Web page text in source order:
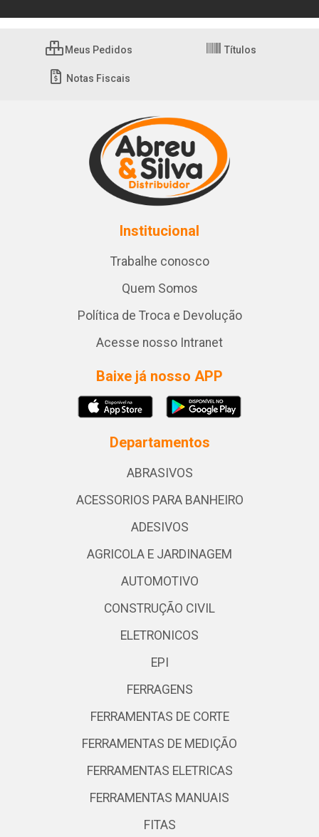
Meus Pedidos Títulos
Notas Fiscais
Institucional
Trabalhe conosco
Quem Somos
Política de Troca e Devolução
Acesse nosso Intranet
Baixe já nosso APP
Departamentos
ABRASIVOS
ACESSORIOS PARA BANHEIRO
ADESIVOS
AGRICOLA E JARDINAGEM
AUTOMOTIVO
CONSTRUÇÃO CIVIL
ELETRONICOS
EPI
FERRAGENS
FERRAMENTAS DE CORTE
FERRAMENTAS DE MEDIÇÃO
FERRAMENTAS ELETRICAS
FERRAMENTAS MANUAIS
FITAS